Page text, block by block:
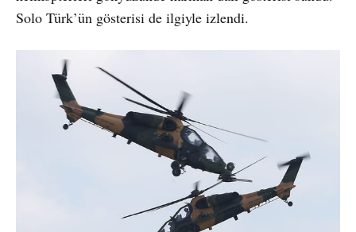
Solo Türk’ün gösterisi de ilgiyle izlendi.